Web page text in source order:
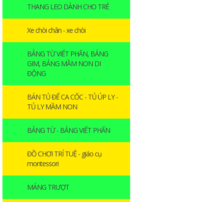
THANG LEO DÀNH CHO TRẺ
Xe chòi chân - xe chòi
BẢNG TỪ VIẾT PHẤN, BẢNG
GIM, BẢNG MẦM NON DI
ĐỘNG
BÁN TỦ ĐỂ CA CỐC - TỦ ÚP LY -
TỦ LY MẦM NON
BẢNG TỪ - BẢNG VIẾT PHẤN
ĐỒ CHƠI TRÍ TUỆ - giáo cụ
montessori
MÁNG TRƯỢT